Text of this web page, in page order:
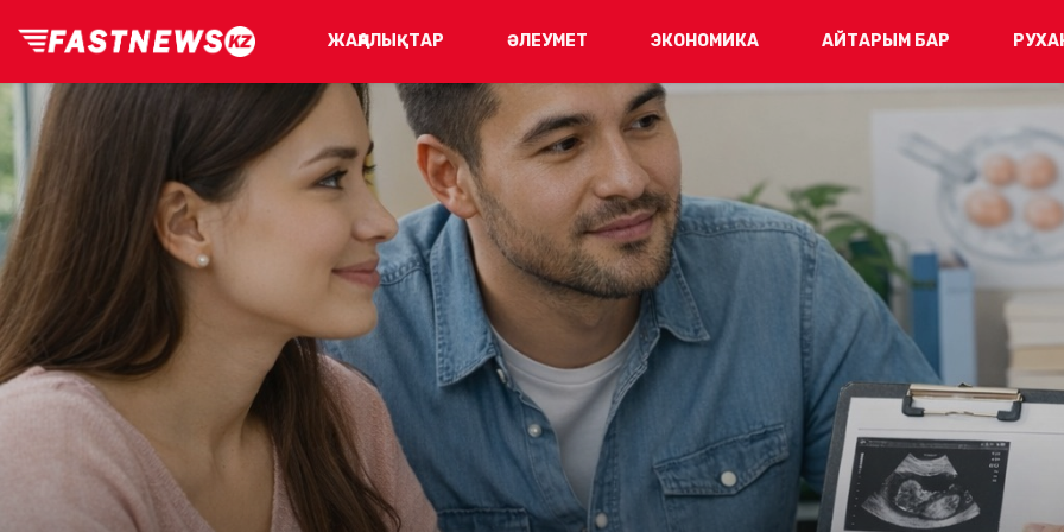
ЖАҢАЛЫҚТАР ӘЛЕУМЕТ ЭКОНОМИКА АЙТАРЫМ БАР